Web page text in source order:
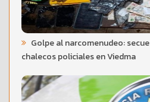
Golpe al narcomenudeo:
chalecos policiales en Viedma